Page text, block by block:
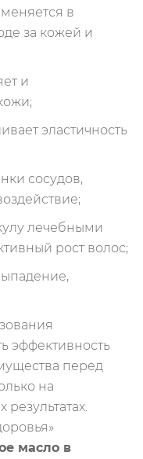
в
за кожей и
и
эластичность
сосудов,
лечебными
рост волос;
эффективность
перед
на
масло в